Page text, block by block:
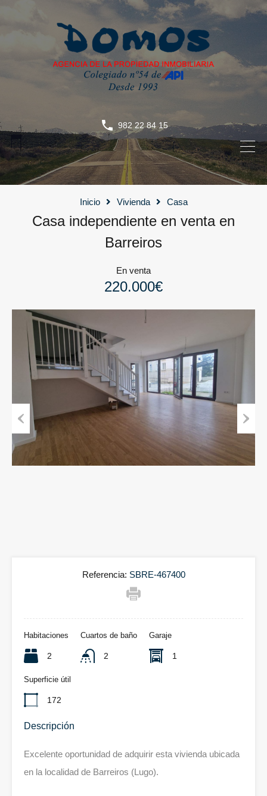
982 22 84 15
Inicio Vivienda Casa
Casa independiente en venta en
Barreiros
En venta
220.000€
Previous
Referencia: SBRE-467400
Habitaciones
2
Cuartos de baño
2
Garaje
1
Superficie útil
172
Descripción
Excelente oportunidad de adquirir esta vivienda ubicada
en la localidad de Barreiros (Lugo).